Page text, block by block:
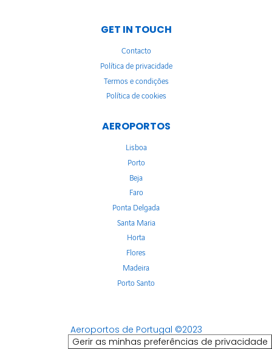
GET IN TOUCH
Contacto
Política de privacidade
Termos e condições
Política de cookies
AEROPORTOS
Lisboa
Porto
Beja
Faro
Ponta Delgada
Santa Maria
Horta
Flores
Madeira
Porto Santo
Aeroportos de Portugal ©2023
Gerir as minhas preferências de privacidade